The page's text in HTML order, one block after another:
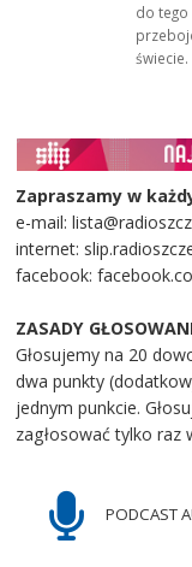
do tego
świecie.
Zapraszamy w
e-mail:
internet:
facebook:
ZASADY
Głosujemy na 20
dwa punkty
jednym punkcie.
zagłosować tylko raz
PODCAST